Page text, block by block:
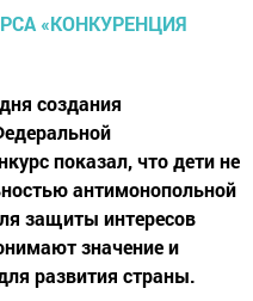
создания
показал, что дети не
антимонопольной
защиты интересов
значение и
развития страны.